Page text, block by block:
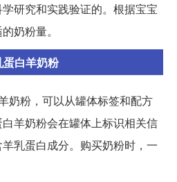
研究和实践验证的。根据宝宝
奶粉量。
白羊奶粉
奶粉，可以从罐体标签和配方
羊奶粉会在罐体上标识相关信
乳蛋白成分。购买奶粉时，一